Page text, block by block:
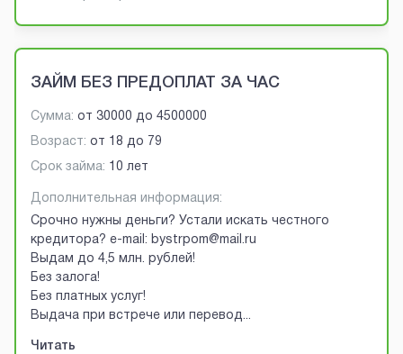
ЗАЙМ БЕЗ ПРЕДОПЛАТ ЗА ЧАС
Сумма: от 30000 до 4500000
Возраст: от 18 до 79
Срок займа: 10 лет
Дополнительная информация:
Срочно нужны деньги? Устали искать честного
кредитора? e-mail: bystrpom@mail.ru
Выдам до 4,5 млн. рублей!
Без залога!
Без платных услуг!
Выдача при встрече или перевод...
Читать